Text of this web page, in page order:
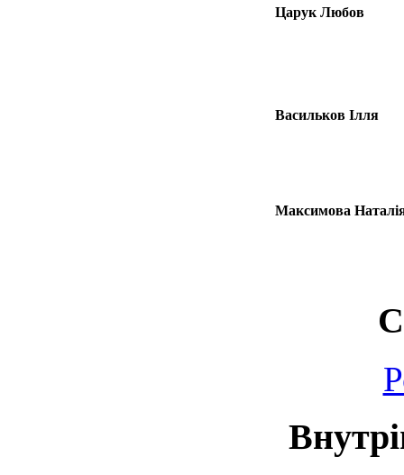
Царук Любов
Васильков Ілля
Максимова